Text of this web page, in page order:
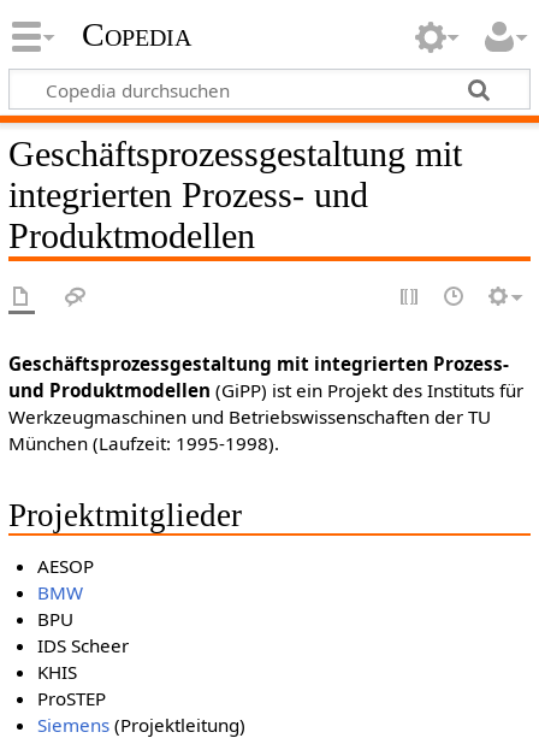
Copedia
Geschäftsprozessgestaltung mit
integrierten Prozess- und
Produktmodellen
Geschäftsprozessgestaltung mit integrierten Prozess-
und Produktmodellen (GiPP) ist ein Projekt des Instituts für
Werkzeugmaschinen und Betriebswissenschaften der TU
München (Laufzeit: 1995-1998).
Projektmitglieder
AESOP
BMW
BPU
IDS Scheer
KHIS
ProSTEP
Siemens (Projektleitung)